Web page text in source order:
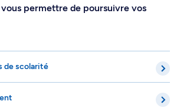
vous permettre de poursuivre vos
de scolarité